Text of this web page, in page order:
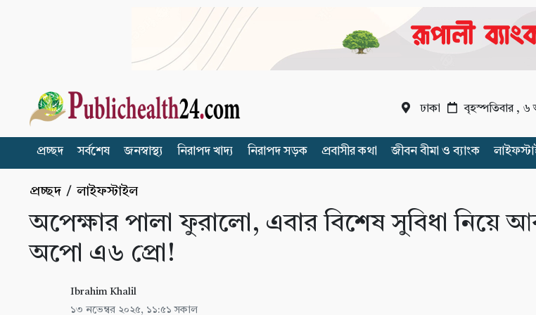
ঢাকা বৃহস্পতিবার , ৬
প্রচ্ছদ সর্বশেষ জনস্বাস্থ্য নিরাপদ খাদ্য নিরাপদ সড়ক প্রবাসীর কথা জীবন বীমা ও ব্যাংক
প্রচ্ছদ /লাইফস্টাইল
অপেক্ষার পালা ফুরালো, এবার বিশেষ সুবিধা নিয়ে
অপো এ৬ প্রো!
Ibrahim Khalil
১৩ নভেম্বর ২০২৫, ১১:৫১ সকাল